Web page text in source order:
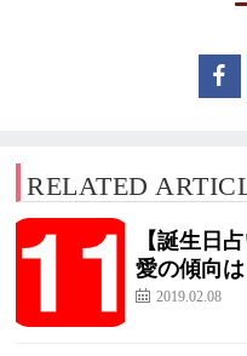
RELATED
【誕生日
愛の傾向は
2019.02.08